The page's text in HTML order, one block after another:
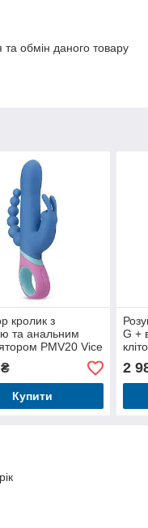
обмін даного товару
кролик з
та анальним
PMV20 Vice
Vibrator
Купити
G +
2